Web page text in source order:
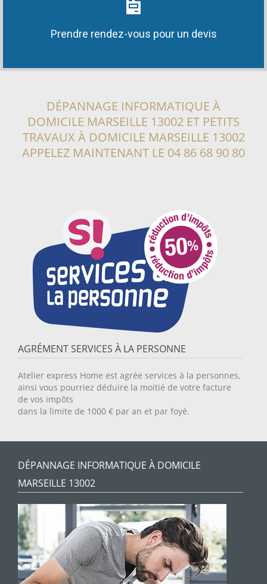
Prendre rendez-vous pour un devis
DÉPANNAGE INFORMATIQUE À
DOMICILE MARSEILLE 13002 ET PETITS
TRAVAUX À DOMICILE MARSEILLE 13002
APPELEZ MAINTENANT LE 04 86 68 90 80
AGRÉMENT SERVICES À LA PERSONNE
Atelier express Home est agrée services à la personnes,
ainsi vous pourriez déduire la moitié de votre facture
de vos impôts
dans la limite de 1000 € par an et par foyé.
DÉPANNAGE INFORMATIQUE À DOMICILE
MARSEILLE 13002